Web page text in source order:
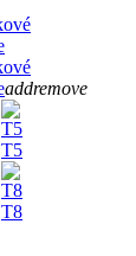
addremove
T5
T8